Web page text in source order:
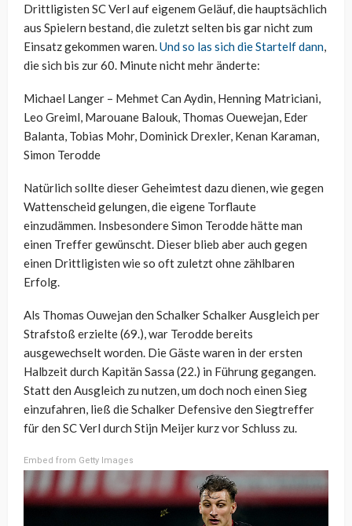
Drittligisten SC Verl auf eigenem Geläuf, die hauptsächlich
aus Spielern bestand, die zuletzt selten bis gar nicht zum
Einsatz gekommen waren.Und so las sich die Startelf dann,
die sich bis zur 60. Minute nicht mehr änderte:
Michael Langer – Mehmet Can Aydin, Henning Matriciani,
Leo Greiml, Marouane Balouk, Thomas Ouewejan, Eder
Balanta, Tobias Mohr, Dominick Drexler, Kenan Karaman,
Simon Terodde
Natürlich sollte dieser Geheimtest dazu dienen, wie gegen
Wattenscheid gelungen, die eigene Torflaute
einzudämmen. Insbesondere Simon Terodde hätte man
einen Treffer gewünscht. Dieser blieb aber auch gegen
einen Drittligisten wie so oft zuletzt ohne zählbaren
Erfolg.
Als Thomas Ouwejan den Schalker Schalker Ausgleich per
Strafstoß erzielte (69.), war Terodde bereits
ausgewechselt worden. Die Gäste waren in der ersten
Halbzeit durch Kapitän Sassa (22.) in Führung gegangen.
Statt den Ausgleich zu nutzen, um doch noch einen Sieg
einzufahren, ließ die Schalker Defensive den Siegtreffer
für den SC Verl durch Stijn Meijer kurz vor Schluss zu.
Embed from Getty Images